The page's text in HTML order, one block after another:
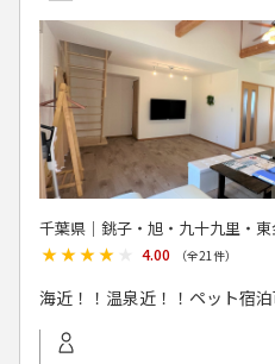
千葉県│銚子・旭・九十九里・東
★★★★★
★★★★★ 4.00 （全21件）
海近！！温泉近！！ペット宿